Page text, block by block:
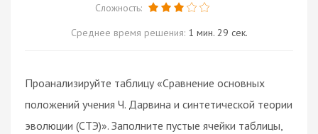
Сложность:
Среднее время решения: 1 мин. 29 сек.
Проанализируйте таблицу «Сравнение основных
положений учения Ч. Дарвина и синтетической теории
эволюции (СТЭ)». Заполните пустые ячейки таблицы,